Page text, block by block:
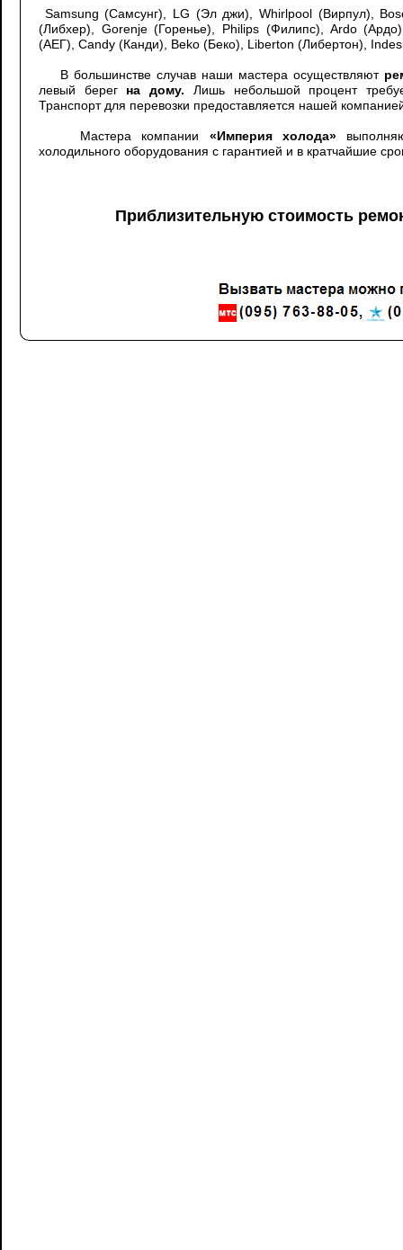
Samsung (Самсунг), LG (Эл джи), Whirlpool (Вирпул),
(Либхер), Gorenje (Горенье), Philips (Филипс), Ardo
(АЕГ), Candy (Канди), Beko (Беко), Liberton (Либертон),
В большинстве случав наши мастера осуществляют
левый берег на дому. Лишь небольшой процент
Транспорт для перевозки предоставляется нашей
Мастера компании «Империя холода»
холодильного оборудования с гарантией и в кратчайшие
Приблизительную стоимость